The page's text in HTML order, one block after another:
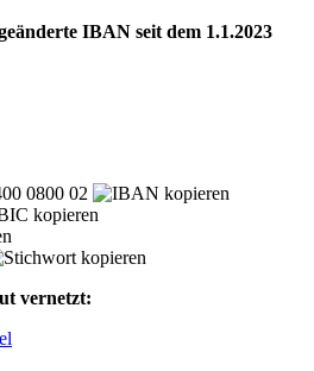
IBAN seit dem 1.1.2023
0800 02
vernetzt: